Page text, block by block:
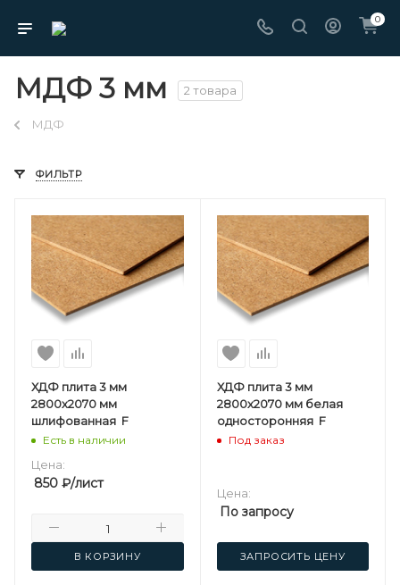
0
МДФ 3 мм 2 товара
МДФ
ФИЛЬТР
ХДФ плита 3 мм
2800х2070 мм
шлифованная F
Есть в наличии
Цена:
850 ₽/лист
В КОРЗИНУ
ХДФ плита 3 мм
2800х2070 мм белая
односторонняя F
Под заказ
Цена:
По запросу
ЗАПРОСИТЬ ЦЕНУ